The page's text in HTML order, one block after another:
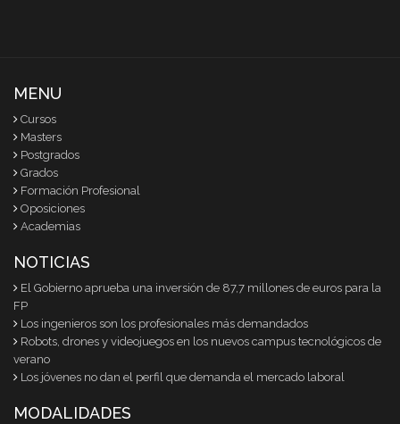
MENU
Cursos
Masters
Postgrados
Grados
Formación Profesional
Oposiciones
Academias
NOTICIAS
El Gobierno aprueba una inversión de 87,7 millones de euros para la
FP
Los ingenieros son los profesionales más demandados
Robots, drones y videojuegos en los nuevos campus tecnológicos de
verano
Los jóvenes no dan el perfil que demanda el mercado laboral
MODALIDADES